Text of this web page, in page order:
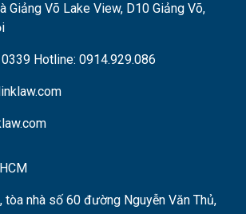
Giảng Võ Lake View, D10 Giảng Võ,
Hotline: 0914.929.086
tòa nhà số 60 đường Nguyễn Văn Thủ,